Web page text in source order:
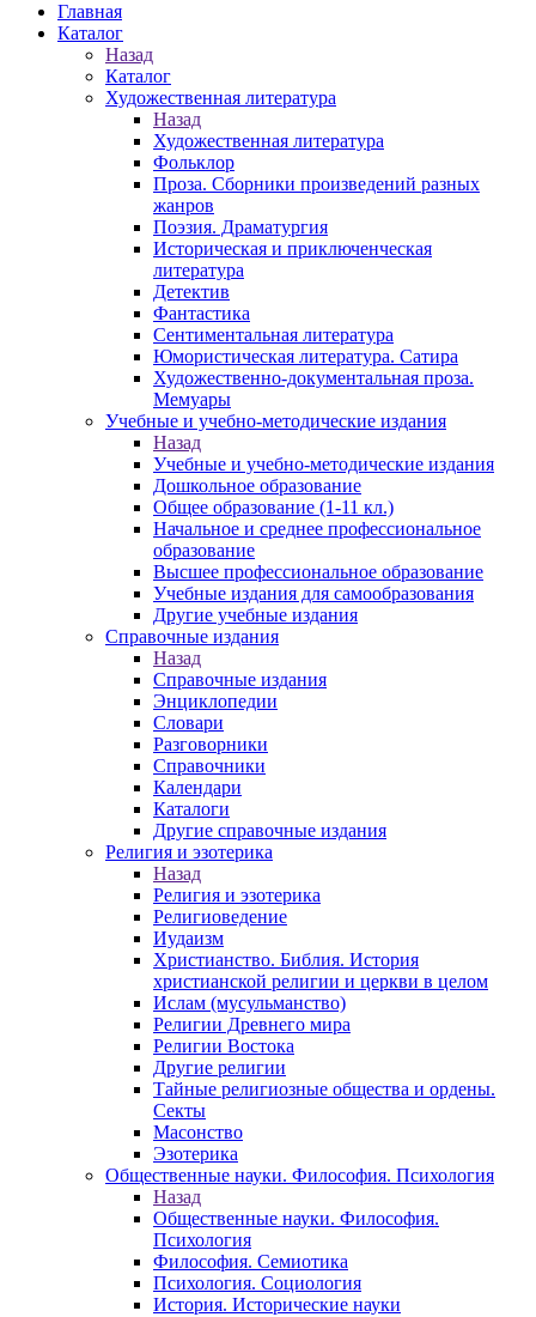
Главная
Каталог
Назад
Каталог
Художественная литература
Назад
Художественная литература
Фольклор
Проза. Сборники произведений разных
жанров
Поэзия. Драматургия
Историческая и приключенческая
литература
Детектив
Фантастика
Сентиментальная литература
Юмористическая литература. Сатира
Художественно-документальная проза.
Мемуары
Учебные и учебно-методические издания
Назад
Учебные и учебно-методические издания
Дошкольное образование
Общее образование (1-11 кл.)
Начальное и среднее профессиональное
образование
Высшее профессиональное образование
Учебные издания для самообразования
Другие учебные издания
Справочные издания
Назад
Справочные издания
Энциклопедии
Словари
Разговорники
Справочники
Календари
Каталоги
Другие справочные издания
Религия и эзотерика
Назад
Религия и эзотерика
Религиоведение
Иудаизм
Христианство. Библия. История
христианской религии и церкви в целом
Ислам (мусульманство)
Религии Древнего мира
Религии Востока
Другие религии
Тайные религиозные общества и ордены.
Секты
Масонство
Эзотерика
Общественные науки. Философия. Психология
Назад
Общественные науки. Философия.
Психология
Философия. Семиотика
Психология. Социология
История. Исторические науки